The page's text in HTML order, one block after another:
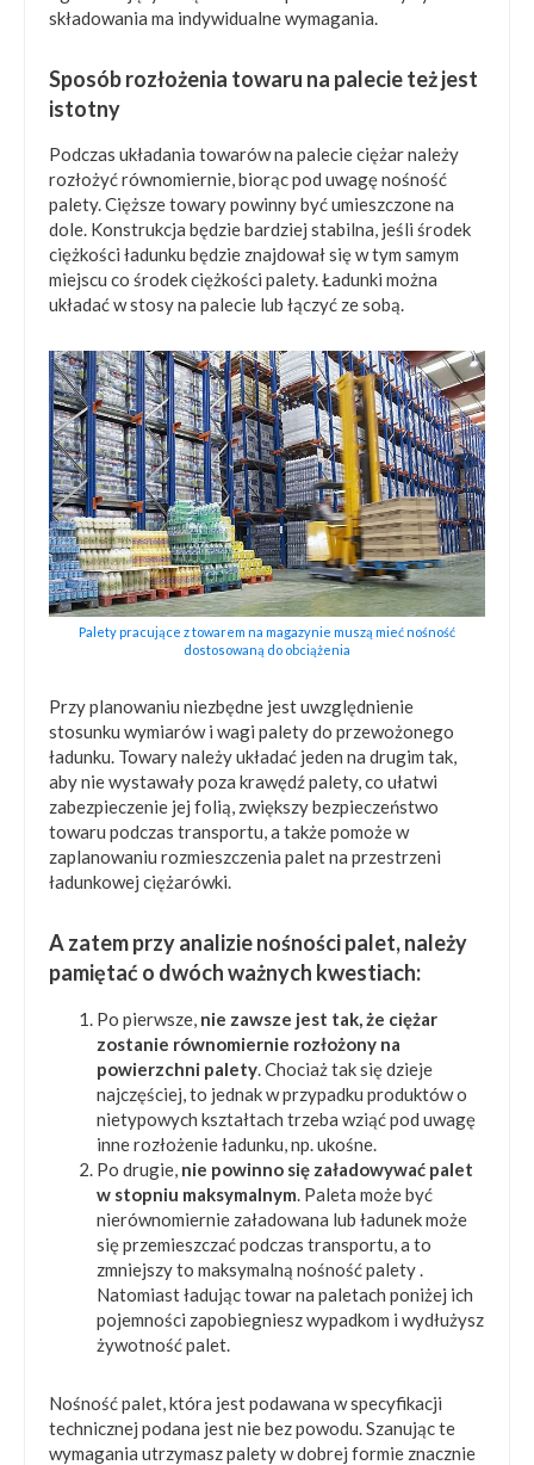
składowania ma indywidualne wymagania.
Sposób rozłożenia towaru na palecie też jest
istotny
Podczas układania towarów na palecie ciężar należy
rozłożyć równomiernie, biorąc pod uwagę nośność
palety. Cięższe towary powinny być umieszczone na
dole. Konstrukcja będzie bardziej stabilna, jeśli środek
ciężkości ładunku będzie znajdował się w tym samym
miejscu co środek ciężkości palety. Ładunki można
układać w stosy na palecie lub łączyć ze sobą.
Palety pracujące z towarem na magazynie muszą mieć nośność
dostosowaną do obciążenia
Przy planowaniu niezbędne jest uwzględnienie
stosunku wymiarów i wagi palety do przewożonego
ładunku. Towary należy układać jeden na drugim tak,
aby nie wystawały poza krawędź palety, co ułatwi
zabezpieczenie jej folią, zwiększy bezpieczeństwo
towaru podczas transportu, a także pomoże w
zaplanowaniu rozmieszczenia palet na przestrzeni
ładunkowej ciężarówki.
A zatem przy analizie nośności palet, należy
pamiętać o dwóch ważnych kwestiach:
Po pierwsze, nie zawsze jest tak, że ciężar
zostanie równomiernie rozłożony na
powierzchni palety. Chociaż tak się dzieje
najczęściej, to jednak w przypadku produktów o
nietypowych kształtach trzeba wziąć pod uwagę
inne rozłożenie ładunku, np. ukośne.
Po drugie, nie powinno się załadowywać palet
w stopniu maksymalnym. Paleta może być
nierównomiernie załadowana lub ładunek może
się przemieszczać podczas transportu, a to
zmniejszy to maksymalną nośność palety .
Natomiast ładując towar na paletach poniżej ich
pojemności zapobiegniesz wypadkom i wydłużysz
żywotność palet.
Nośność palet, która jest podawana w specyfikacji
technicznej podana jest nie bez powodu. Szanując te
wymagania utrzymasz palety w dobrej formie znacznie